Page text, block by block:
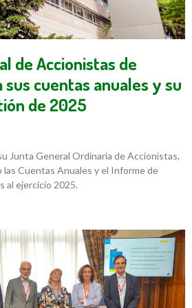
de Accionistas de
cuentas anuales y su
de 2025
Junta General Ordinaria de Accionistas,
las Cuentas Anuales y el Informe de
al ejercicio 2025.